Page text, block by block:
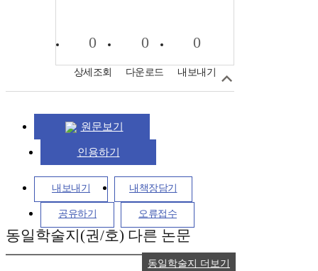
0
상세조회
0
다운로드
0
내보내기
원문보기
인용하기
내보내기 내책장담기
공유하기 오류접수
동일학술지(권/호) 다른 논문
동일학술지 더보기